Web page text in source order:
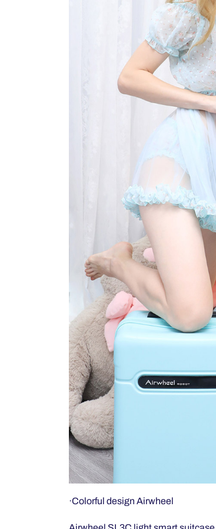
·Colorful design Airwheel